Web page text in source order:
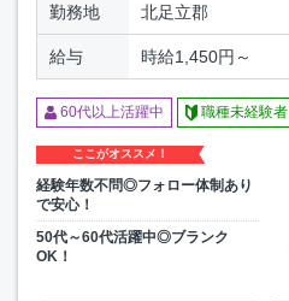
勤務地 北足立郡
給与 時給1,450円～
60代以上活躍中 職種未経験者
ここがオススメ！
経験年数不問◎フォロー体制あり
で安心！
50代～60代活躍中◎ブランク
OK！